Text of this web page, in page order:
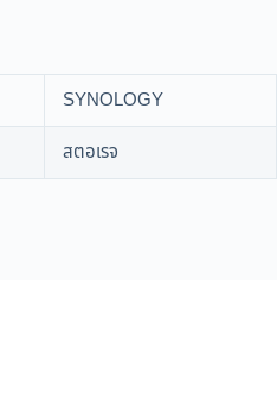
SYNOLOGY
สตอเรจ